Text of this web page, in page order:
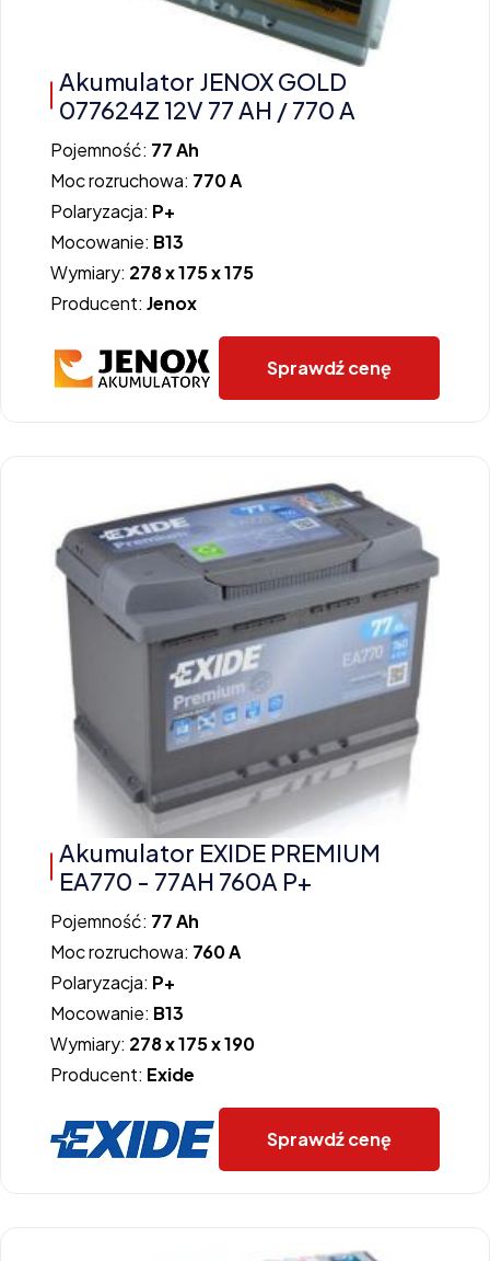
Akumulator JENOX GOLD
077624Z 12V 77 AH / 770 A
Pojemność: 77 Ah
Moc rozruchowa: 770 A
Polaryzacja: P+
Mocowanie: B13
Wymiary: 278 x 175 x 175
Producent: Jenox
Sprawdź cenę
Akumulator EXIDE PREMIUM
EA770 - 77AH 760A P+
Pojemność: 77 Ah
Moc rozruchowa: 760 A
Polaryzacja: P+
Mocowanie: B13
Wymiary: 278 x 175 x 190
Producent: Exide
Sprawdź cenę